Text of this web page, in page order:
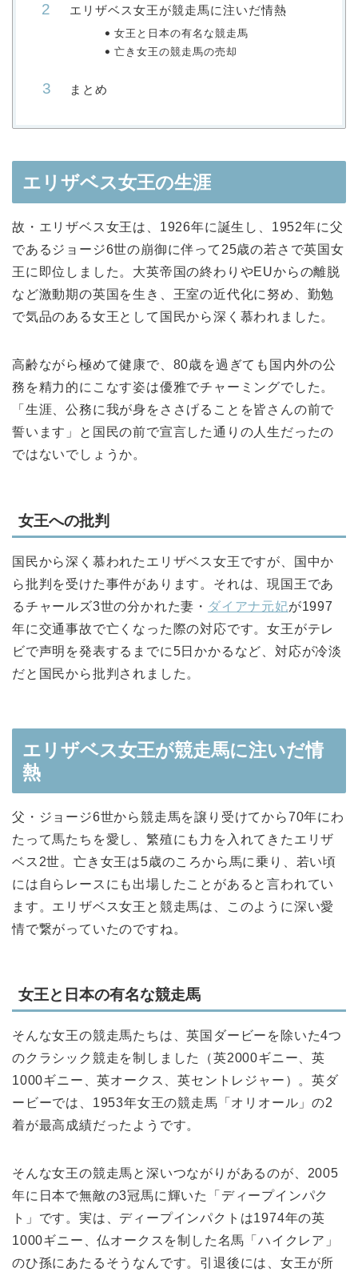
エリザベス女王が競走馬に注いだ情熱
女王と日本の有名な競走馬
亡き女王の競走馬の売却
まとめ
エリザベス女王の生涯
故・エリザベス女王は、1926年に誕生し、1952年に父
であるジョージ6世の崩御に伴って25歳の若さで英国女
王に即位しました。大英帝国の終わりやEUからの離脱
など激動期の英国を生き、王室の近代化に努め、勤勉
で気品のある女王として国民から深く慕われました。
高齢ながら極めて健康で、80歳を過ぎても国内外の公
務を精力的にこなす姿は優雅でチャーミングでした。
「生涯、公務に我が身をささげることを皆さんの前で
誓います」と国民の前で宣言した通りの人生だったの
ではないでしょうか。
女王への批判
国民から深く慕われたエリザベス女王ですが、国中か
ら批判を受けた事件があります。それは、現国王であ
るチャールズ3世の分かれた妻・ ダイアナ元妃が1997
年に交通事故で亡くなった際の対応です。女王がテレ
ビで声明を発表するまでに5日かかるなど、対応が冷淡
だと国民から批判されました。
エリザベス女王が競走馬に注いだ情
熱
父・ジョージ6世から競走馬を譲り受けてから70年にわ
たって馬たちを愛し、繁殖にも力を入れてきたエリザ
ベス2世。亡き女王は5歳のころから馬に乗り、若い頃
には自らレースにも出場したことがあると言われてい
ます。エリザベス女王と競走馬は、このように深い愛
情で繋がっていたのですね。
女王と日本の有名な競走馬
そんな女王の競走馬たちは、英国ダービーを除いた4つ
のクラシック競走を制しました（英2000ギニー、英
1000ギニー、英オークス、英セントレジャー）。英ダ
ービーでは、1953年女王の競走馬「オリオール」の2
着が最高成績だったようです。
そんな女王の競走馬と深いつながりがあるのが、2005
年に日本で無敵の3冠馬に輝いた「ディープインパク
ト」です。実は、ディープインパクトは1974年の英
1000ギニー、仏オークスを制した名馬「ハイクレア」
のひ孫にあたるそうなんです。引退後には、女王が所